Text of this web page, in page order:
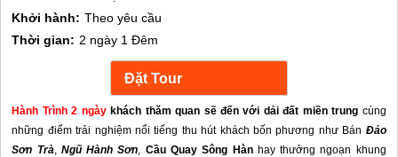
Khởi hành: Theo yêu cầu
Thời gian: 2 ngày 1 Đêm
Hành Trình 2 ngàykhách thăm quan sẽ đến với dải đất miền trung cùng
những điểm trải nghiệm nổi tiếng thu hút khách bốn phương như Bán Đảo
Sơn Trà, Ngũ Hành Sơn, Cầu Quay Sông Hànhay thưởng ngoạn khung